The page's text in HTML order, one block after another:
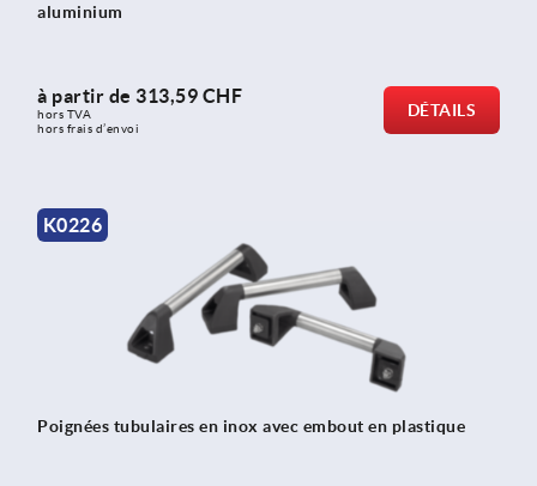
aluminium
à partir de 313,59 CHF
hors TVA
hors frais d’envoi
DÉTAILS
K0226
Poignées tubulaires en inox avec embout en plastique